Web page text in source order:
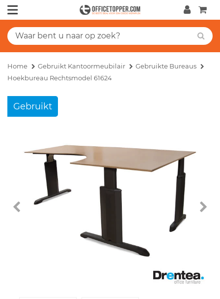
Home Gebruikt Kantoormeubilair
Gebruikte Bureaus
Hoekbureau Rechtsmodel 61624
Gebruikt